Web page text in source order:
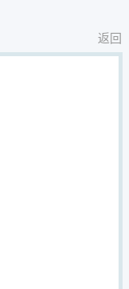
返回